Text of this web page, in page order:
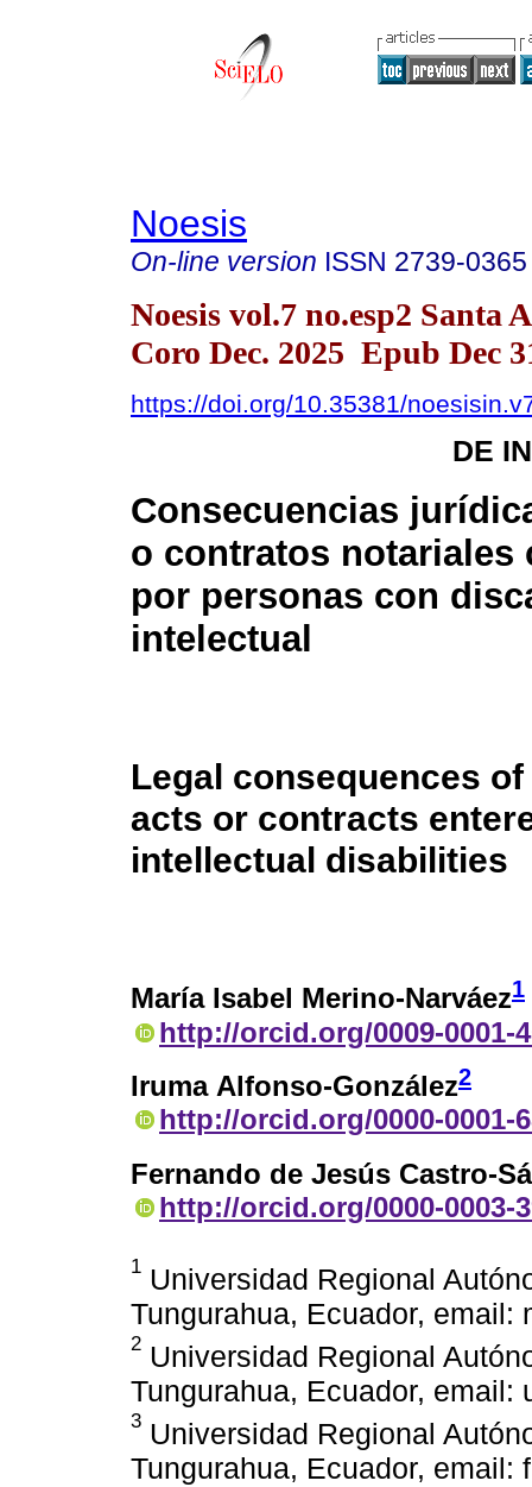
Noesis
On-line version ISSN 2739-0365
Noesis vol.7 no.esp2 Santa
Coro Dec. 2025 Epub Dec
https://doi.org/10.35381/
DE
Consecuencias
o contratos notariales
por personas con
intelectual
Legal consequences
acts or contracts
intellectual disabilities
María Isabel Merino-Narváez1
http://orcid.org/0009-0001-
Iruma Alfonso-González2
http://orcid.org/0000-0001-
Fernando de Jesús Castro-
http://orcid.org/0000-0003-
1 Universidad Regional
Tungurahua, Ecuador, email:
2 Universidad Regional
Tungurahua, Ecuador, email:
3 Universidad Regional
Tungurahua, Ecuador, email: